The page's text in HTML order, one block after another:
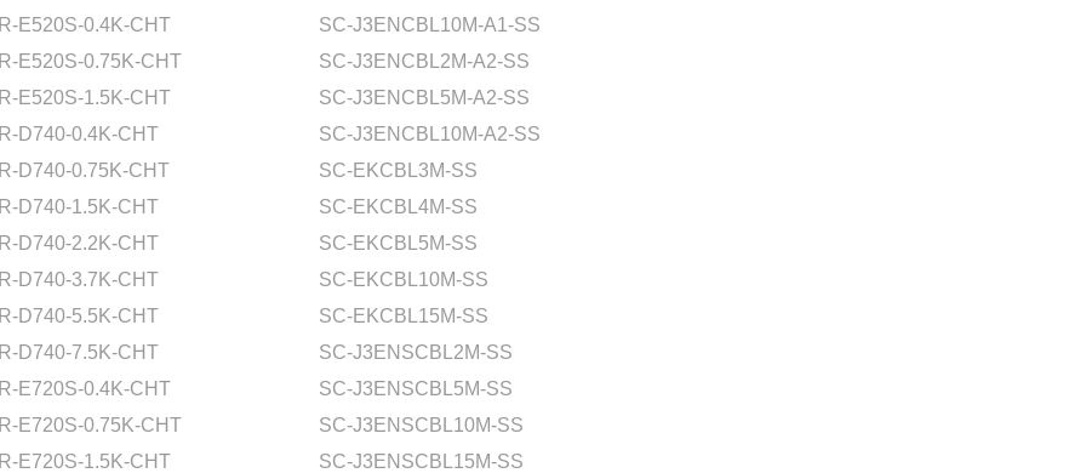
E520S-0.4K-CHT
SC-J3ENCBL10M-A1-SS
E520S-0.75K-CHT
SC-J3ENCBL2M-A2-SS
E520S-1.5K-CHT
SC-J3ENCBL5M-A2-SS
D740-0.4K-CHT
SC-J3ENCBL10M-A2-SS
D740-0.75K-CHT
SC-EKCBL3M-SS
D740-1.5K-CHT
SC-EKCBL4M-SS
D740-2.2K-CHT
SC-EKCBL5M-SS
D740-3.7K-CHT
SC-EKCBL10M-SS
D740-5.5K-CHT
SC-EKCBL15M-SS
D740-7.5K-CHT
SC-J3ENSCBL2M-SS
E720S-0.4K-CHT
SC-J3ENSCBL5M-SS
E720S-0.75K-CHT
SC-J3ENSCBL10M-SS
E720S-1.5K-CHT
SC-J3ENSCBL15M-SS